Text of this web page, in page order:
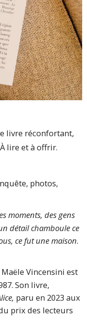
livre réconfortant,
lire et à offrir.
photos,
moments, des gens
détail chamboule ce
ce fut une maison.
Maële Vincensini est
Son livre,
paru en 2023 aux
prix des lecteurs